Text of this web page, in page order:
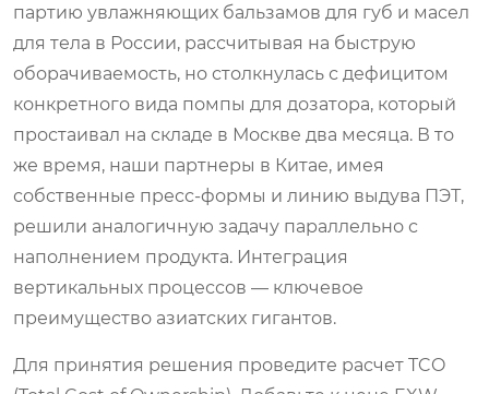
партию увлажняющих бальзамов для губ и масел
для тела в России, рассчитывая на быструю
оборачиваемость, но столкнулась с дефицитом
конкретного вида помпы для дозатора, который
простаивал на складе в Москве два месяца. В то
же время, наши партнеры в Китае, имея
собственные пресс-формы и линию выдува ПЭТ,
решили аналогичную задачу параллельно с
наполнением продукта. Интеграция
вертикальных процессов — ключевое
преимущество азиатских гигантов.
Для принятия решения проведите расчет TCO